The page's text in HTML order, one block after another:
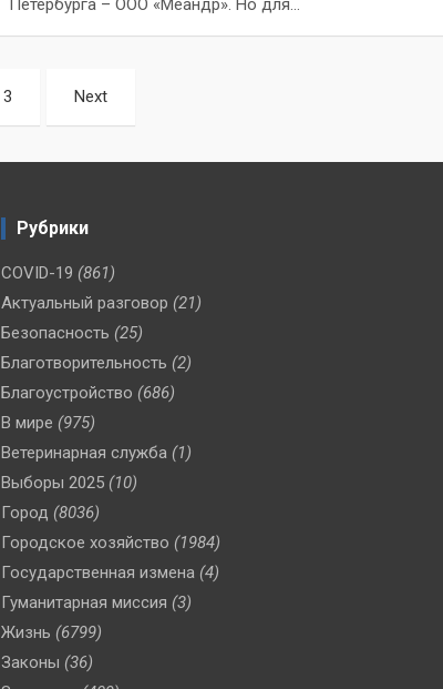
Петербурга – ООО «Меандр». Но для…
3 Next
Рубрики
COVID-19 (861)
Актуальный разговор (21)
Безопасность (25)
Благотворительность (2)
Благоустройство (686)
В мире (975)
Ветеринарная служба (1)
Выборы 2025 (10)
Город (8036)
Городское хозяйство (1984)
Государственная измена (4)
Гуманитарная миссия (3)
Жизнь (6799)
Законы (36)